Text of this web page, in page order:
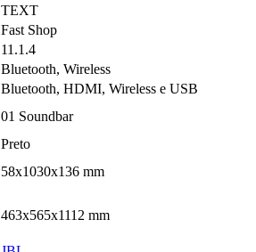
TEXT
Fast Shop
11.1.4
Bluetooth, Wireless
Bluetooth, HDMI, Wireless e USB
01 Soundbar
Preto
58x1030x136 mm
463x565x1112 mm